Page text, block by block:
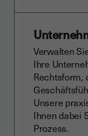
Verwalten
Ihre
Rechtsform,
Unsere
Ihnen dabei
Prozess.